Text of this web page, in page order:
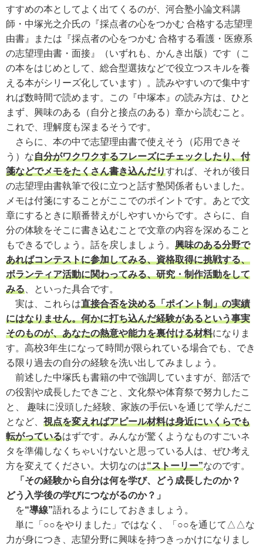
すすめの本としてよく出てくるのが、河合塾小論文科講
師・中塚光之介氏の『採点者の心をつかむ 合格する志望理
由書』または『採点者の心をつかむ 合格する看護・医療系
の志望理由書・面接』（いずれも、かんき出版）です（こ
の本をはじめとして、総合型選抜などで役立つスキルを養
える本がシリーズ化しています）。読みやすいので集中す
れば数時間で読めます。この『中塚本』の読み方は、ひと
まず、興味のある（自分と接点のある）章から読むこと。
これで、理解度も深まるそうです。
さらに、本の中で志望理由書で使えそう（応用できそ
う）な自分がワクワクするフレーズにチェックしたり、付
箋などでメモをたくさん書き込んだりすれば、それが後日
の志望理由書執筆で役に立つと話す塾関係者もいました。
メモは付箋にすることがここでのポイントです。あとで文
章にするときに順番替えがしやすいからです。さらに、自
分の体験をそこに書き込むことで文章の内容を深めること
もできるでしょう。話を戻しましょう。 興味のある分野で
あればコンテストに参加してみる、資格取得に挑戦する、
ボランティア活動に関わってみる、研究・制作活動をして
みる 、といった具合です。
実は、これらは直接合否を決める「ポイント制」の実績
にはなりません。何かに打ち込んだ経験があるという事実
そのものが、あなたの熱意や能力を裏付ける材料になりま
す。高校3年生になって時間が限られている場合でも、でき
る限り過去の自分の経験を洗い出してみましょう。
前述した中塚氏も書籍の中で強調していますが、部活で
の役割や成長したできごと、文化祭や体育祭で努力したこ
と、 趣味に没頭した経験、家族の手伝いを通じて学んだこ
となど、 視点を変えればアピール材料は身近にいくらでも
転がっているはずです。みんなが驚くようなものすごいネ
タを準備しなくちゃいけないと思っている人は、ぜひ考え
方を変えてください。大切なのは“ストーリー”なのです。
「その経験から自分は何を学び、どう成長したのか？
どう入学後の学びにつながるのか？」
を“導線”語れるようにしておきましょう。
単に「○○をやりました」ではなく、「○○を通じて△△な
力が身につき、志望分野に興味を持つきっかけになりまし